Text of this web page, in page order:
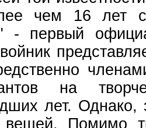
чем 16 лет
- первый
на
лет. Однако,
вещей. Помимо